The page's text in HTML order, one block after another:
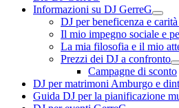
Informazioni su DJ GerreG
DJ per beneficenza e
Il mio impegno sociale e
La mia filosofia e il mio
Prezzi dei DJ a confronto
Campagne di sconto
DJ per matrimoni Amburgo e
Guida DJ per la pianificazione